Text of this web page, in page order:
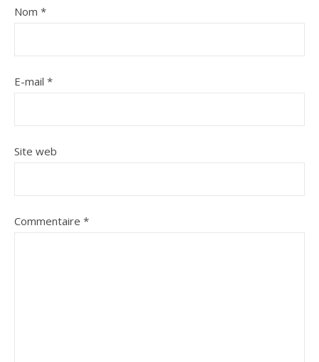
Nom *
E-mail *
Site web
Commentaire *